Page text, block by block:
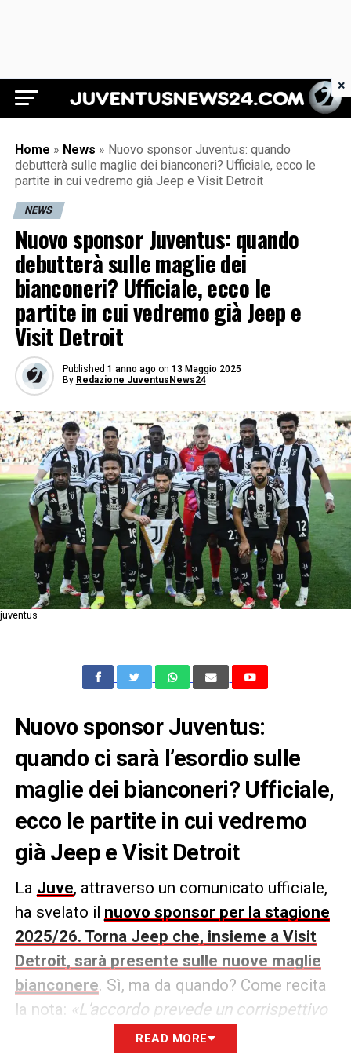
Juventus News 24
Home » News » Nuovo sponsor Juventus: quando
debutterà sulle maglie dei bianconeri? Ufficiale, ecco le
partite in cui vedremo già Jeep e Visit Detroit
NEWS
Nuovo sponsor Juventus: quando
debutterà sulle maglie dei
bianconeri? Ufficiale, ecco le
partite in cui vedremo già Jeep e
Visit Detroit
Published 1 anno ago on 13 Maggio 2025
By Redazione JuventusNews24
juventus
Nuovo sponsor Juventus:
quando ci sarà l’esordio sulle
maglie dei bianconeri? Ufficiale,
ecco le partite in cui vedremo
già Jeep e Visit Detroit
La Juve, attraverso un comunicato ufficiale,
ha svelato il nuovo sponsor per la stagione
2025/26. Torna Jeep che, insieme a Visit
Detroit, sarà presente sulle nuove maglie
bianconere. Sì, ma da quando? Come recita
la nota: «L’accordo prevede un corrispettivo
fisso complessivo di €69 milioni (di cui €4
READ MORE
×